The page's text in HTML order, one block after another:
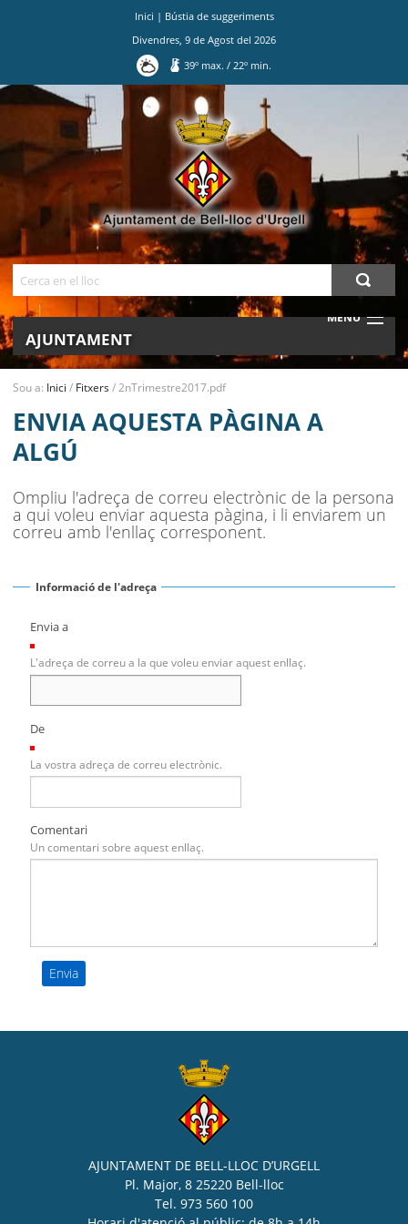
Inici | Bústia de suggeriments
Divendres 9 de Agost del 2026
39º max./ 22º min.
MENU
AJUNTAMENT
SEU ELECTRÒNICA
BELL-LLOC SOLUCIONA
Sou a: Inici / Fitxers/2nTrimestre2017.pdf
ENVIA AQUESTA PÀGINA A
ALGÚ
Ompliu l'adreça de correu electrònic de la persona
a qui voleu enviar aquesta pàgina, i li enviarem un
correu amb l'enllaç corresponent.
Informació de l'adreça
Envia a
L'adreça de correu a la que voleu enviar aquest enllaç.
De
La vostra adreça de correu electrònic.
Comentari
Un comentari sobre aquest enllaç.
AJUNTAMENT DE BELL-LLOC D’URGELL
Pl. Major, 8 25220 Bell-lloc
Tel. 973 560 100